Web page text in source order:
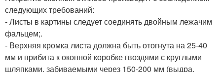
следующих требований:
- Листы в картины следует соединять двойным лежачим
фальцем;.
- Верхняя кромка листа должна быть отогнута на 25-40
мм и прибита к оконной коробке гвоздями с круглыми
шляпками, забиваемыми через 150-200 мм (выдра,